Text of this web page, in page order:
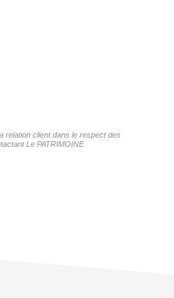
relation client dans le respect des
Le PATRIMOINE